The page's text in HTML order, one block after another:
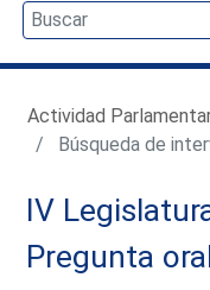
Actividad
Búsqueda de
IV
Pregunta